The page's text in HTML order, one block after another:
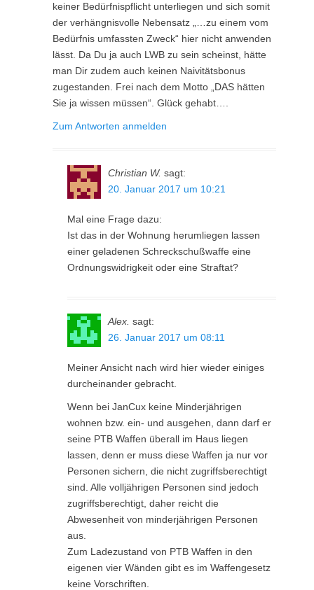
keiner Bedürfnispflicht unterliegen und sich somit
der verhängnisvolle Nebensatz „…zu einem vom
Bedürfnis umfassten Zweck“ hier nicht anwenden
lässt. Da Du ja auch LWB zu sein scheinst, hätte
man Dir zudem auch keinen Naivitätsbonus
zugestanden. Frei nach dem Motto „DAS hätten
Sie ja wissen müssen“. Glück gehabt….
Zum Antworten anmelden
Christian W. sagt:
20. Januar 2017 um 10:21
Mal eine Frage dazu:
Ist das in der Wohnung herumliegen lassen
einer geladenen Schreckschußwaffe eine
Ordnungswidrigkeit oder eine Straftat?
Alex. sagt:
26. Januar 2017 um 08:11
Meiner Ansicht nach wird hier wieder einiges
durcheinander gebracht.
Wenn bei JanCux keine Minderjährigen
wohnen bzw. ein- und ausgehen, dann darf er
seine PTB Waffen überall im Haus liegen
lassen, denn er muss diese Waffen ja nur vor
Personen sichern, die nicht zugriffsberechtigt
sind. Alle volljährigen Personen sind jedoch
zugriffsberechtigt, daher reicht die
Abwesenheit von minderjährigen Personen
aus.
Zum Ladezustand von PTB Waffen in den
eigenen vier Wänden gibt es im Waffengesetz
keine Vorschriften.